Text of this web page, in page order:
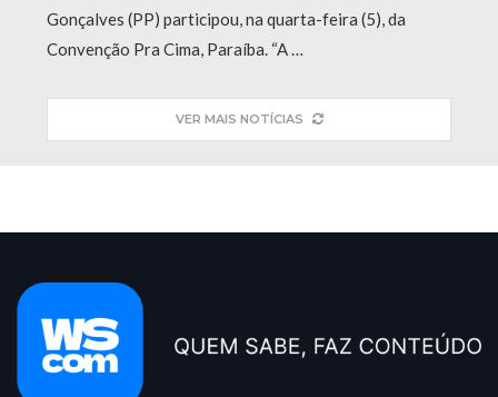
Gonçalves (PP) participou, na quarta-feira (5), da
Convenção Pra Cima, Paraíba. “A …
VER MAIS NOTÍCIAS